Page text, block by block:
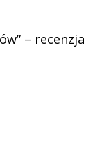
– recenzja